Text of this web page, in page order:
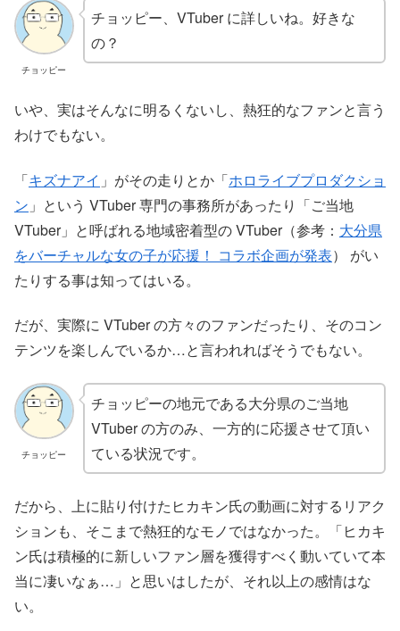
チョッピー
チョッピー、VTuber に詳しいね。好きな
の？
いや、実はそんなに明るくないし、熱狂的なファンと言う
わけでもない。
「キズナアイ 」がその走りとか「ホロライブプロダクショ
ン 」という VTuber 専門の事務所があったり「ご当地
VTuber」と呼ばれる地域密着型の VTuber（参考： 大分県
をバーチャルな女の子が応援！ コラボ企画が発表） がい
たりする事は知ってはいる。
だが、実際に VTuber の方々のファンだったり、そのコン
テンツを楽しんでいるか…と言われればそうでもない。
チョッピー
チョッピーの地元である大分県のご当地
VTuber の方のみ、一方的に応援させて頂い
ている状況です。
だから、上に貼り付けたヒカキン氏の動画に対するリアク
ションも、そこまで熱狂的なモノではなかった。「ヒカキ
ン氏は積極的に新しいファン層を獲得すべく動いていて本
当に凄いなぁ…」と思いはしたが、それ以上の感情はな
い。